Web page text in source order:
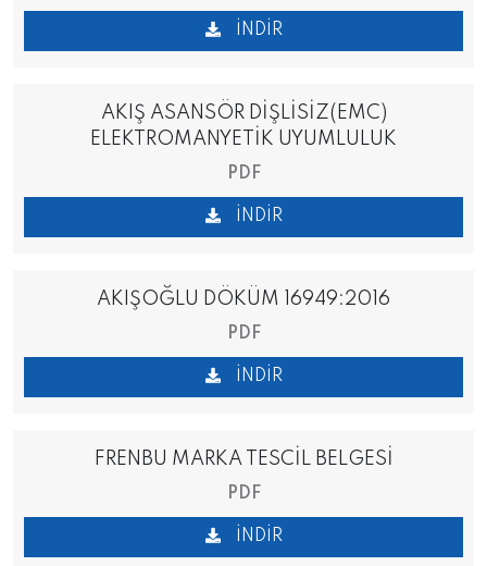
İNDIR
AKIŞ ASANSÖR DİŞLİSİZ(EMC)
ELEKTROMANYETİK UYUMLULUK
PDF
İNDIR
AKIŞOĞLU DÖKÜM 16949:2016
PDF
İNDIR
FRENBU MARKA TESCİL BELGESİ
PDF
İNDIR